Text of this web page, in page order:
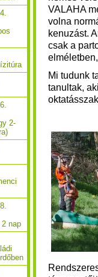
VALAHA
volna
kenuzást.
csak a
Mi tudunk
tanultak,
2-
nap